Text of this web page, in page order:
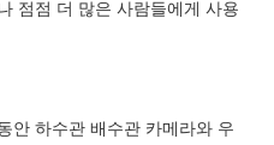
점점 더 많은 사람들에게 사용
안 하수관 배수관 카메라와 우